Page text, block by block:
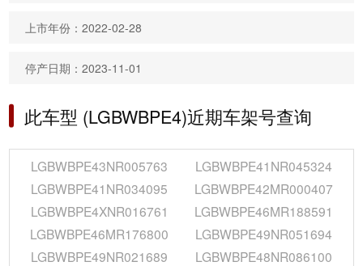
上市年份：2022-02-28
停产日期：2023-11-01
此车型 (LGBWBPE4)近期车架号查询
LGBWBPE43NR005763
LGBWBPE41NR045324
LGBWBPE41NR034095
LGBWBPE42MR000407
LGBWBPE4XNR016761
LGBWBPE46MR188591
LGBWBPE46MR176800
LGBWBPE49NR051694
LGBWBPE49NR021689
LGBWBPE48NR086100